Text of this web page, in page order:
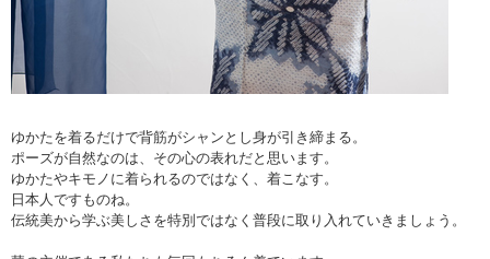
ゆかたを着るだけで背筋がシャンとし身が引き締まる。
ポーズが自然なのは、その心の表れだと思います。
ゆかたやキモノに着られるのではなく、着こなす。
日本人ですものね。
伝統美から学ぶ美しさを特別ではなく普段に取り入れていきましょう。